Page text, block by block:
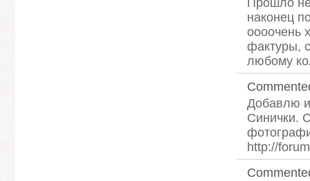
наконец
оооочень
фактуры,
любому
Добавлю
Синички.
http://